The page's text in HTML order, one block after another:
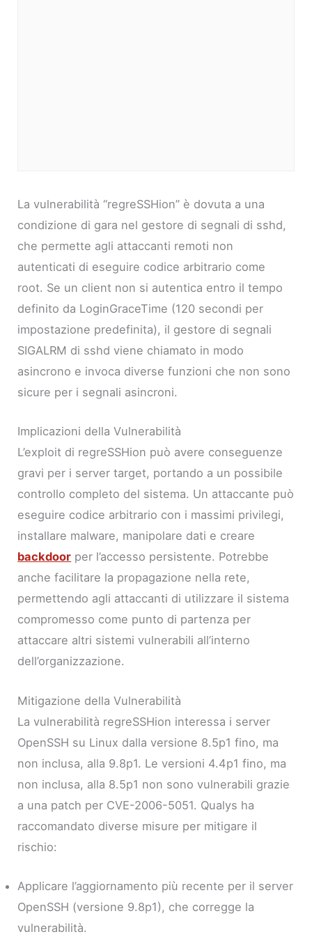
La vulnerabilità “regreSSHion” è dovuta a una
condizione di gara nel gestore di segnali di sshd,
che permette agli attaccanti remoti non
autenticati di eseguire codice arbitrario come
root. Se un client non si autentica entro il tempo
definito da LoginGraceTime (120 secondi per
impostazione predefinita), il gestore di segnali
SIGALRM di sshd viene chiamato in modo
asincrono e invoca diverse funzioni che non sono
sicure per i segnali asincroni.
Implicazioni della Vulnerabilità
L’exploit di regreSSHion può avere conseguenze
gravi per i server target, portando a un possibile
controllo completo del sistema. Un attaccante può
eseguire codice arbitrario con i massimi privilegi,
installare malware, manipolare dati e creare
backdoor per l’accesso persistente. Potrebbe
anche facilitare la propagazione nella rete,
permettendo agli attaccanti di utilizzare il sistema
compromesso come punto di partenza per
attaccare altri sistemi vulnerabili all’interno
dell’organizzazione.
Mitigazione della Vulnerabilità
La vulnerabilità regreSSHion interessa i server
OpenSSH su Linux dalla versione 8.5p1 fino, ma
non inclusa, alla 9.8p1. Le versioni 4.4p1 fino, ma
non inclusa, alla 8.5p1 non sono vulnerabili grazie
a una patch per CVE-2006-5051. Qualys ha
raccomandato diverse misure per mitigare il
rischio:
Applicare l’aggiornamento più recente per il server
OpenSSH (versione 9.8p1), che corregge la
vulnerabilità.